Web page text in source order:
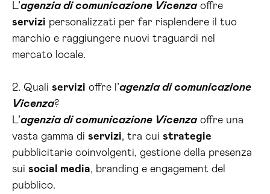
L’agenzia di comunicazione Vicenzaoffre
servizi personalizzati per far risplendere il tuo
marchio e raggiungere nuovi traguardi nel
mercato locale.
2. Quali servizi offre l’agenzia di comunicazione
Vicenza?
L’agenzia di comunicazione Vicenzaoffre una
vasta gamma di servizi, tra cui strategie
pubblicitarie coinvolgenti, gestione della presenza
sui social media, branding e engagement del
pubblico.